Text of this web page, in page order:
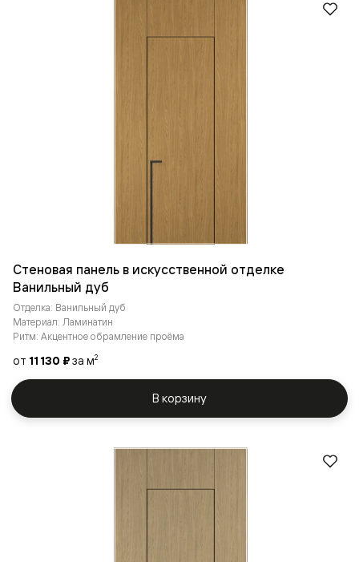
Стеновая панель в искусственной отделке
Ванильный дуб
Отделка: Ванильный дуб
Материал: Ламинатин
Ритм: Акцентное обрамление проёма
от 11 130 ₽за м2
В корзину